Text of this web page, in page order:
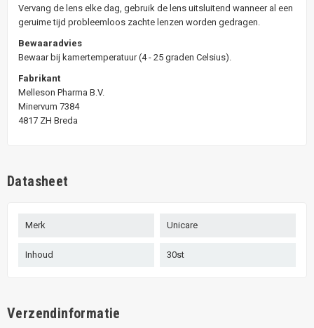
Vervang de lens elke dag, gebruik de lens uitsluitend wanneer al een
geruime tijd probleemloos zachte lenzen worden gedragen.
Bewaaradvies
Bewaar bij kamertemperatuur (4 - 25 graden Celsius).
Fabrikant
Melleson Pharma B.V.
Minervum 7384
4817 ZH Breda
Datasheet
Merk Unicare
Inhoud 30st
Verzendinformatie